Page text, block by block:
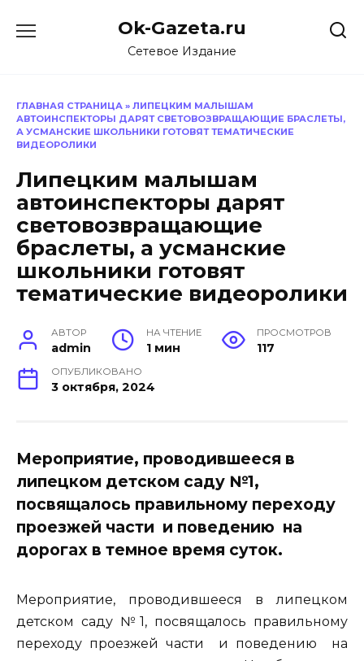
Ok-Gazeta.ru
Сетевое Издание
ГЛАВНАЯ СТРАНИЦА » ЛИПЕЦКИМ МАЛЫШАМ
АВТОИНСПЕКТОРЫ ДАРЯТ СВЕТОВОЗВРАЩАЮЩИЕ БРАСЛЕТЫ,
А УСМАНСКИЕ ШКОЛЬНИКИ ГОТОВЯТ ТЕМАТИЧЕСКИЕ
ВИДЕОРОЛИКИ
Липецким малышам
автоинспекторы дарят
световозвращающие
браслеты, а усманские
школьники готовят
тематические видеоролики
АВТОР
admin
НА ЧТЕНИЕ
1 мин
ПРОСМОТРОВ
117
ОПУБЛИКОВАНО
3 октября, 2024
Мероприятие, проводившееся в
липецком детском саду №1,
посвящалось правильному переходу
проезжей части и поведению на
дорогах в темное время суток.
Мероприятие, проводившееся в липецком
детском саду №1, посвящалось правильному
переходу проезжей части и поведению на